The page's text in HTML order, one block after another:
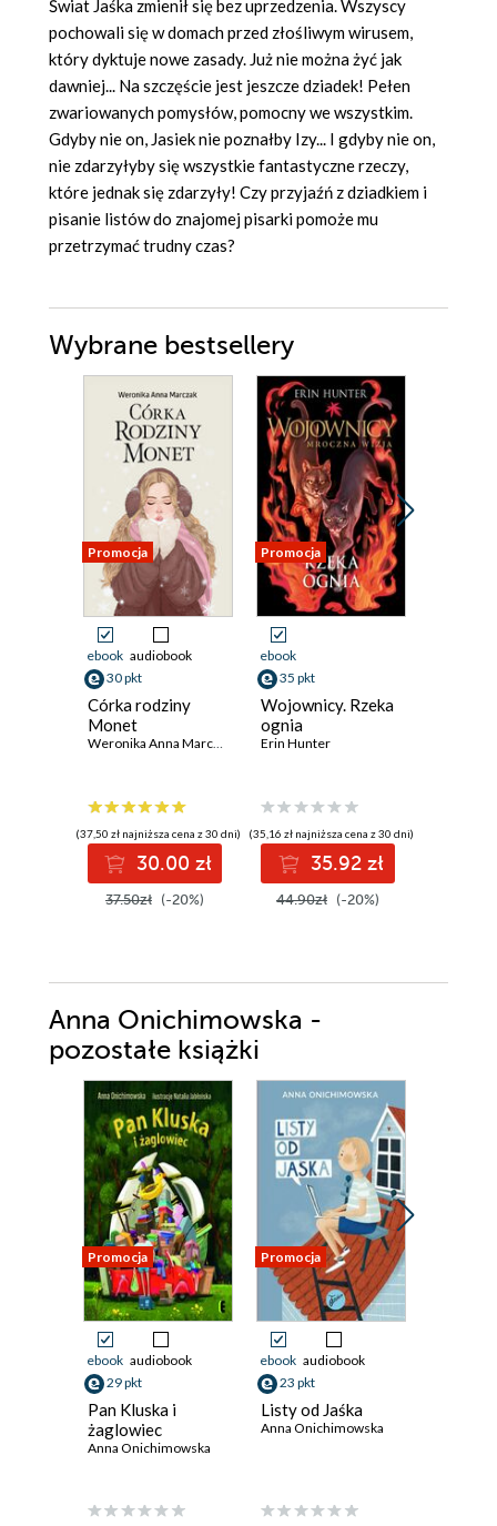
Świat Jaśka zmienił się bez uprzedzenia. Wszyscy
pochowali się w domach przed złośliwym wirusem,
który dyktuje nowe zasady. Już nie można żyć jak
dawniej... Na szczęście jest jeszcze dziadek! Pełen
zwariowanych pomysłów, pomocny we wszystkim.
Gdyby nie on, Jasiek nie poznałby Izy... I gdyby nie on,
nie zdarzyłyby się wszystkie fantastyczne rzeczy,
które jednak się zdarzyły! Czy przyjaźń z dziadkiem i
pisanie listów do znajomej pisarki pomoże mu
przetrzymać trudny czas?
Wybrane bestsellery
Promocja
ebook audiobook
30 pkt
Córka rodziny
Monet
Weronika Anna Marczak
(37,50 zł najniższa cena z 30 dni)
30.00 zł
37.50zł (-20%)
Promocja
ebook
35 pkt
Wojownicy. Rzeka
ognia
Erin Hunter
(35,16 zł najniższa cena z 30 dni)
35.92 zł
44.90zł (-20%)
Anna Onichimowska -
pozostałe książki
Promocja
ebook audiobook
29 pkt
Pan Kluska i
żaglowiec
Anna Onichimowska
Promocja
ebook audiobook
23 pkt
Listy od Jaśka
Anna Onichimowska